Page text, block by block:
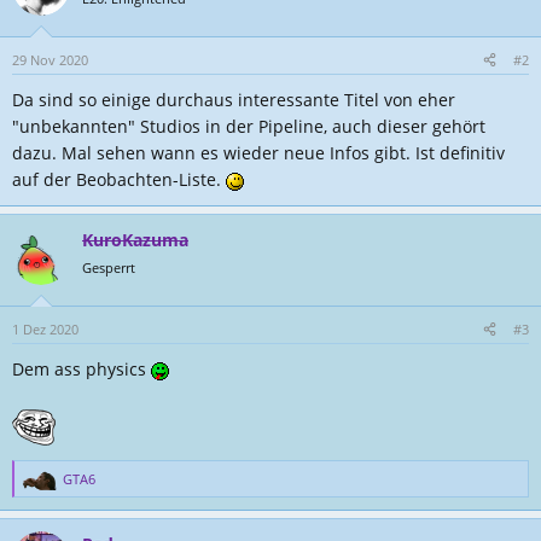
29 Nov 2020 #2
Da sind so einige durchaus interessante Titel von eher
"unbekannten" Studios in der Pipeline, auch dieser gehört
dazu. Mal sehen wann es wieder neue Infos gibt. Ist definitiv
auf der Beobachten-Liste.
KuroKazuma
Gesperrt
1 Dez 2020 #3
Dem ass physics
R
e
GTA6